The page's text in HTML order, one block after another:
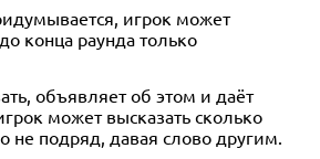
игрок может
конца раунда только
объявляет об этом и даёт
может высказать сколько
не подряд, давая слово другим.